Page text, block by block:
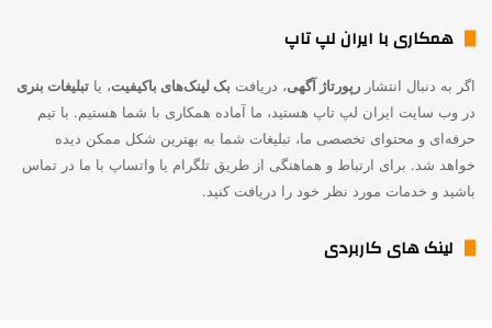
همکاری با ایران لپ تاپ
اگر به دنبال انتشار رپورتاژ آگهی، دریافت بک لینک‌های باکیفیت، یا تبلیغات بنری
در وب سایت ایران لپ تاپ هستید، ما آماده همکاری با شما هستیم. با تیم
حرفه‌ای و محتوای تخصصی ما، تبلیغات شما به بهترین شکل ممکن دیده
خواهد شد. برای ارتباط و هماهنگی از طریق تلگرام یا واتساپ با ما در تماس
باشید و خدمات مورد نظر خود را دریافت کنید.
لینک های کاربردی